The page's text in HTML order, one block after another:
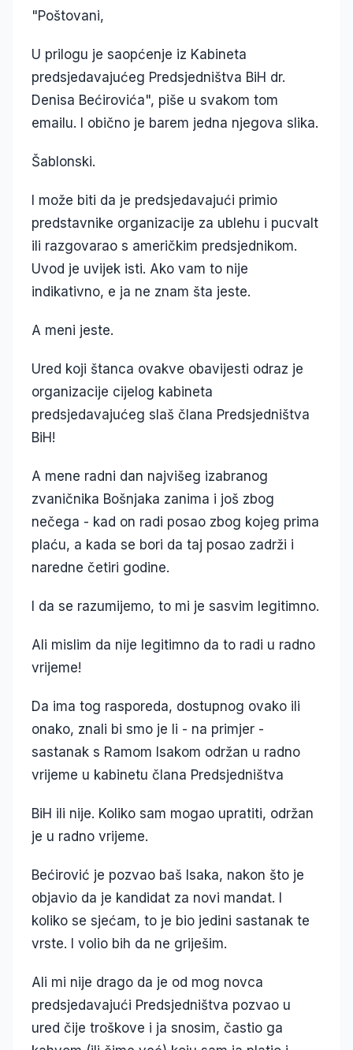
"Poštovani,
U prilogu je saopćenje iz Kabineta
predsjedavajućeg Predsjedništva BiH dr.
Denisa Bećirovića", piše u svakom tom
emailu. I obično je barem jedna njegova slika.
Šablonski.
I može biti da je predsjedavajući primio
predstavnike organizacije za ublehu i pucvalt
ili razgovarao s američkim predsjednikom.
Uvod je uvijek isti. Ako vam to nije
indikativno, e ja ne znam šta jeste.
A meni jeste.
Ured koji štanca ovakve obavijesti odraz je
organizacije cijelog kabineta
predsjedavajućeg slaš člana Predsjedništva
BiH!
A mene radni dan najvišeg izabranog
zvaničnika Bošnjaka zanima i još zbog
nečega - kad on radi posao zbog kojeg prima
plaću, a kada se bori da taj posao zadrži i
naredne četiri godine.
I da se razumijemo, to mi je sasvim legitimno.
Ali mislim da nije legitimno da to radi u radno
vrijeme!
Da ima tog rasporeda, dostupnog ovako ili
onako, znali bi smo je li - na primjer -
sastanak s Ramom Isakom održan u radno
vrijeme u kabinetu člana Predsjedništva
BiH ili nije. Koliko sam mogao upratiti, održan
je u radno vrijeme.
Bećirović je pozvao baš Isaka, nakon što je
objavio da je kandidat za novi mandat. I
koliko se sjećam, to je bio jedini sastanak te
vrste. I volio bih da ne griješim.
Ali mi nije drago da je od mog novca
predsjedavajući Predsjedništva pozvao u
ured čije troškove i ja snosim, častio ga